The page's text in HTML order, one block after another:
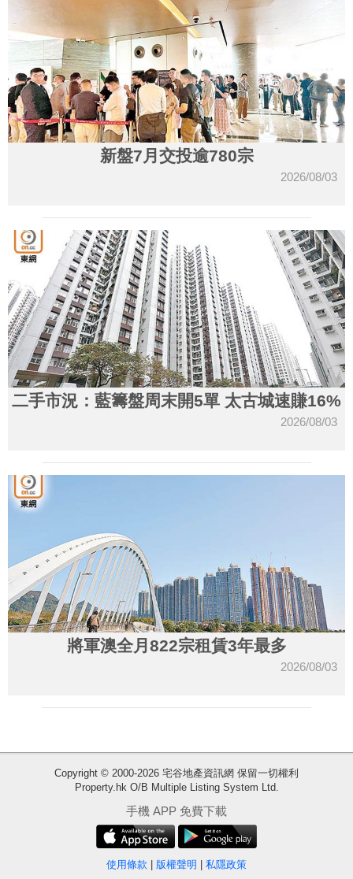
新盤7月交投逾780宗
2026/08/03
二手市況：藍籌盤周末開5單 太古城速賺16%
2026/08/03
將軍澳全月822宗租賃3年最多
2026/08/03
Copyright © 2000-2026 宅谷地產資訊網 保留一切權利
Property.hk O/B Multiple Listing System Ltd.
手機 APP 免費下載
使用條款 版權聲明 私隱政策